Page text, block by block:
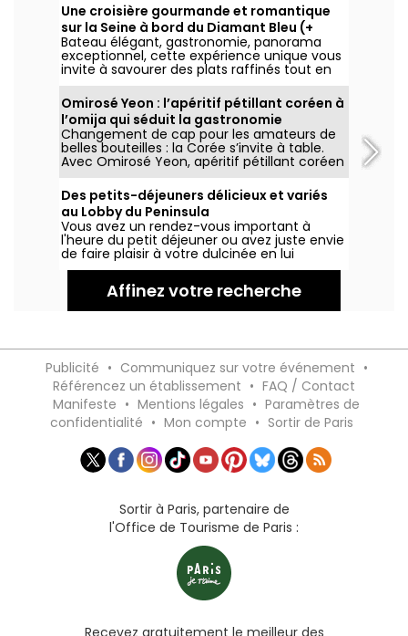
Une croisière gourmande et romantique
sur la Seine à bord du Diamant Bleu (+
code promo)
Bateau élégant, gastronomie, panorama
exceptionnel, cette expérience unique vous
invite à savourer des plats raffinés tout en
admirant les plus beaux monuments
parisiens illuminés. Profitez de 10% de remise
sur votre dîner croisière à bord du Diamant
Bleu ! (lien dans l'article)
Omirosé Yeon : l’apéritif pétillant coréen à
l’omija qui séduit la gastronomie
européenne à La Liste
Changement de cap pour les amateurs de
belles bouteilles : la Corée s’invite à table.
Avec Omirosé Yeon, apéritif pétillant coréen
à base d’omija, les saveurs coréennes se
dévoilent aux professionnels de la
gastronomie européenne lors de
l’événement La Liste, sous l’impulsion de TN
GLOBAL.
Des petits-déjeuners délicieux et variés
au Lobby du Peninsula
Vous avez un rendez-vous important à
l'heure du petit déjeuner ou avez juste envie
de faire plaisir à votre dulcinée en lui
proposant de commencer la journée
somptueusement ? Direction The Lobby du
Peninsula qui propose différentes formules
pour s'adapter aux goûts de chacun, dans
Affinez votre recherche
Publicité • Communiquez sur votre événement •
Référencez un établissement • FAQ / Contact
Manifeste • Mentions légales • Paramètres de
confidentialité • Mon compte • Sortir de Paris
Sortir à Paris, partenaire de
l'Office de Tourisme de Paris :
Recevez gratuitement le meilleur des